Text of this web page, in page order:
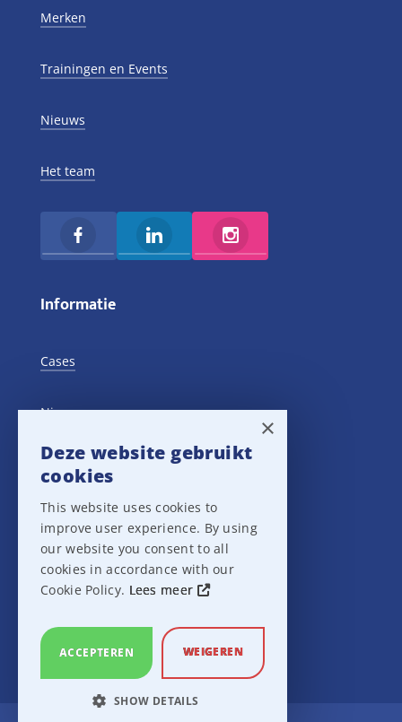
Merken
Trainingen en Events
Nieuws
Het team
Informatie
Cases
Nieuws
Training Events
Privacy verklaring
Disclaimer
×
Deze website gebruikt
cookies
This website uses cookies to
improve user experience. By using
our website you consent to all
cookies in accordance with our
Cookie Policy. Lees meer
ACCEPTEREN WEIGEREN
SHOW DETAILS